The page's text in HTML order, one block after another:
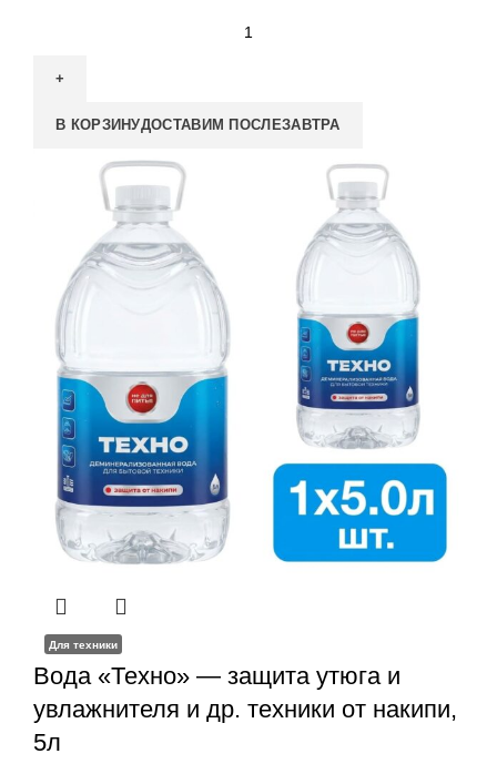
В КОРЗИНУДОСТАВИМ ПОСЛЕЗАВТРА
Для техники
Вода «Техно» — защита утюга и
увлажнителя и др. техники от накипи,
5л